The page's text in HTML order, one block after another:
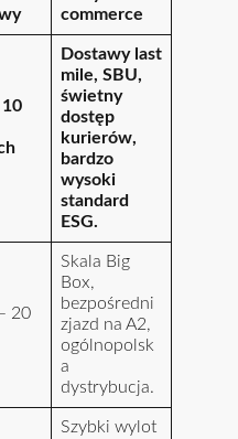
commerce
Dostawy last
mile, SBU,
świetny
dostęp
kurierów,
bardzo
wysoki
standard
ESG.
20
Skala Big
Box,
bezpośredni
zjazd na A2,
ogólnopolsk
a
dystrybucja.
Szybki wylot